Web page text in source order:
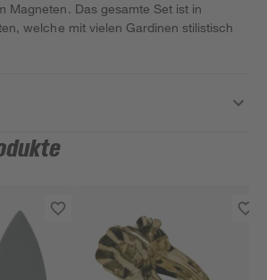
Magneten. Das gesamte Set ist in
welche mit vielen Gardinen stilistisch